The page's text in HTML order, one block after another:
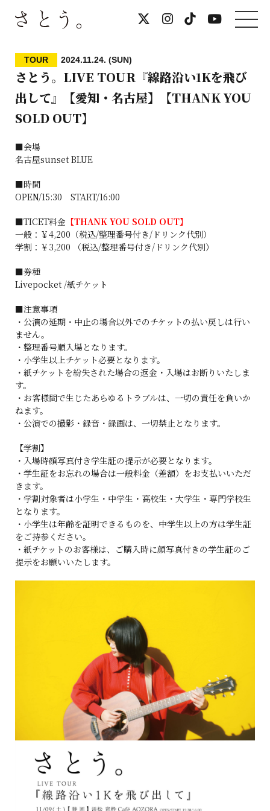
TOUR 2024.11.24. (SUN)
さとう。LIVE TOUR『線路沿い1Kを飛び
出して』【愛知・名古屋】【THANK YOU
SOLD OUT】
■会場
名古屋sunset BLUE
■時間
OPEN/15:30 START/16:00
■TICET料金 【THANK YOU SOLD OUT】
一般：￥4,200（税込/整理番号付き/ドリンク代別）
学割：￥3,200 （税込/整理番号付き/ドリンク代別）
■券種
Livepocket /紙チケット
■注意事項
・公演の延期・中止の場合以外でのチケットの払い戻しは行い
ません。
・整理番号順入場となります。
・小学生以上チケット必要となります。
・紙チケットを紛失された場合の返金・入場はお断りいたしま
す。
・お客様間で生じたあらゆるトラブルは、一切の責任を負いか
ねます。
・公演での撮影・録音・録画は、一切禁止となります。
【学割】
・入場時顔写真付き学生証の提示が必要となります。
・学生証をお忘れの場合は一般料金（差額）をお支払いいただ
きます。
・学割対象者は小学生・中学生・高校生・大学生・専門学校生
となります。
・小学生は年齢を証明できるものを、中学生以上の方は学生証
をご持参ください。
・紙チケットのお客様は、ご購入時に顔写真付きの学生証のご
提示をお願いいたします。